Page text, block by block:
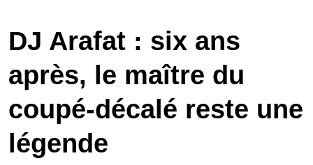
DJ Arafat : six ans
après, le maître du
coupé-décalé reste une
légende